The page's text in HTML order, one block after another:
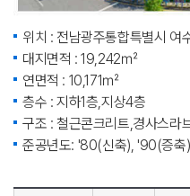
위치 : 전남광주통합특별시 여
대지면적 : 19,242㎡
연면적 : 10,171㎡
층수 : 지하1층,지상4층
구조 : 철근콘크리트,경사스라
준공년도: '80(신축), '90(증축